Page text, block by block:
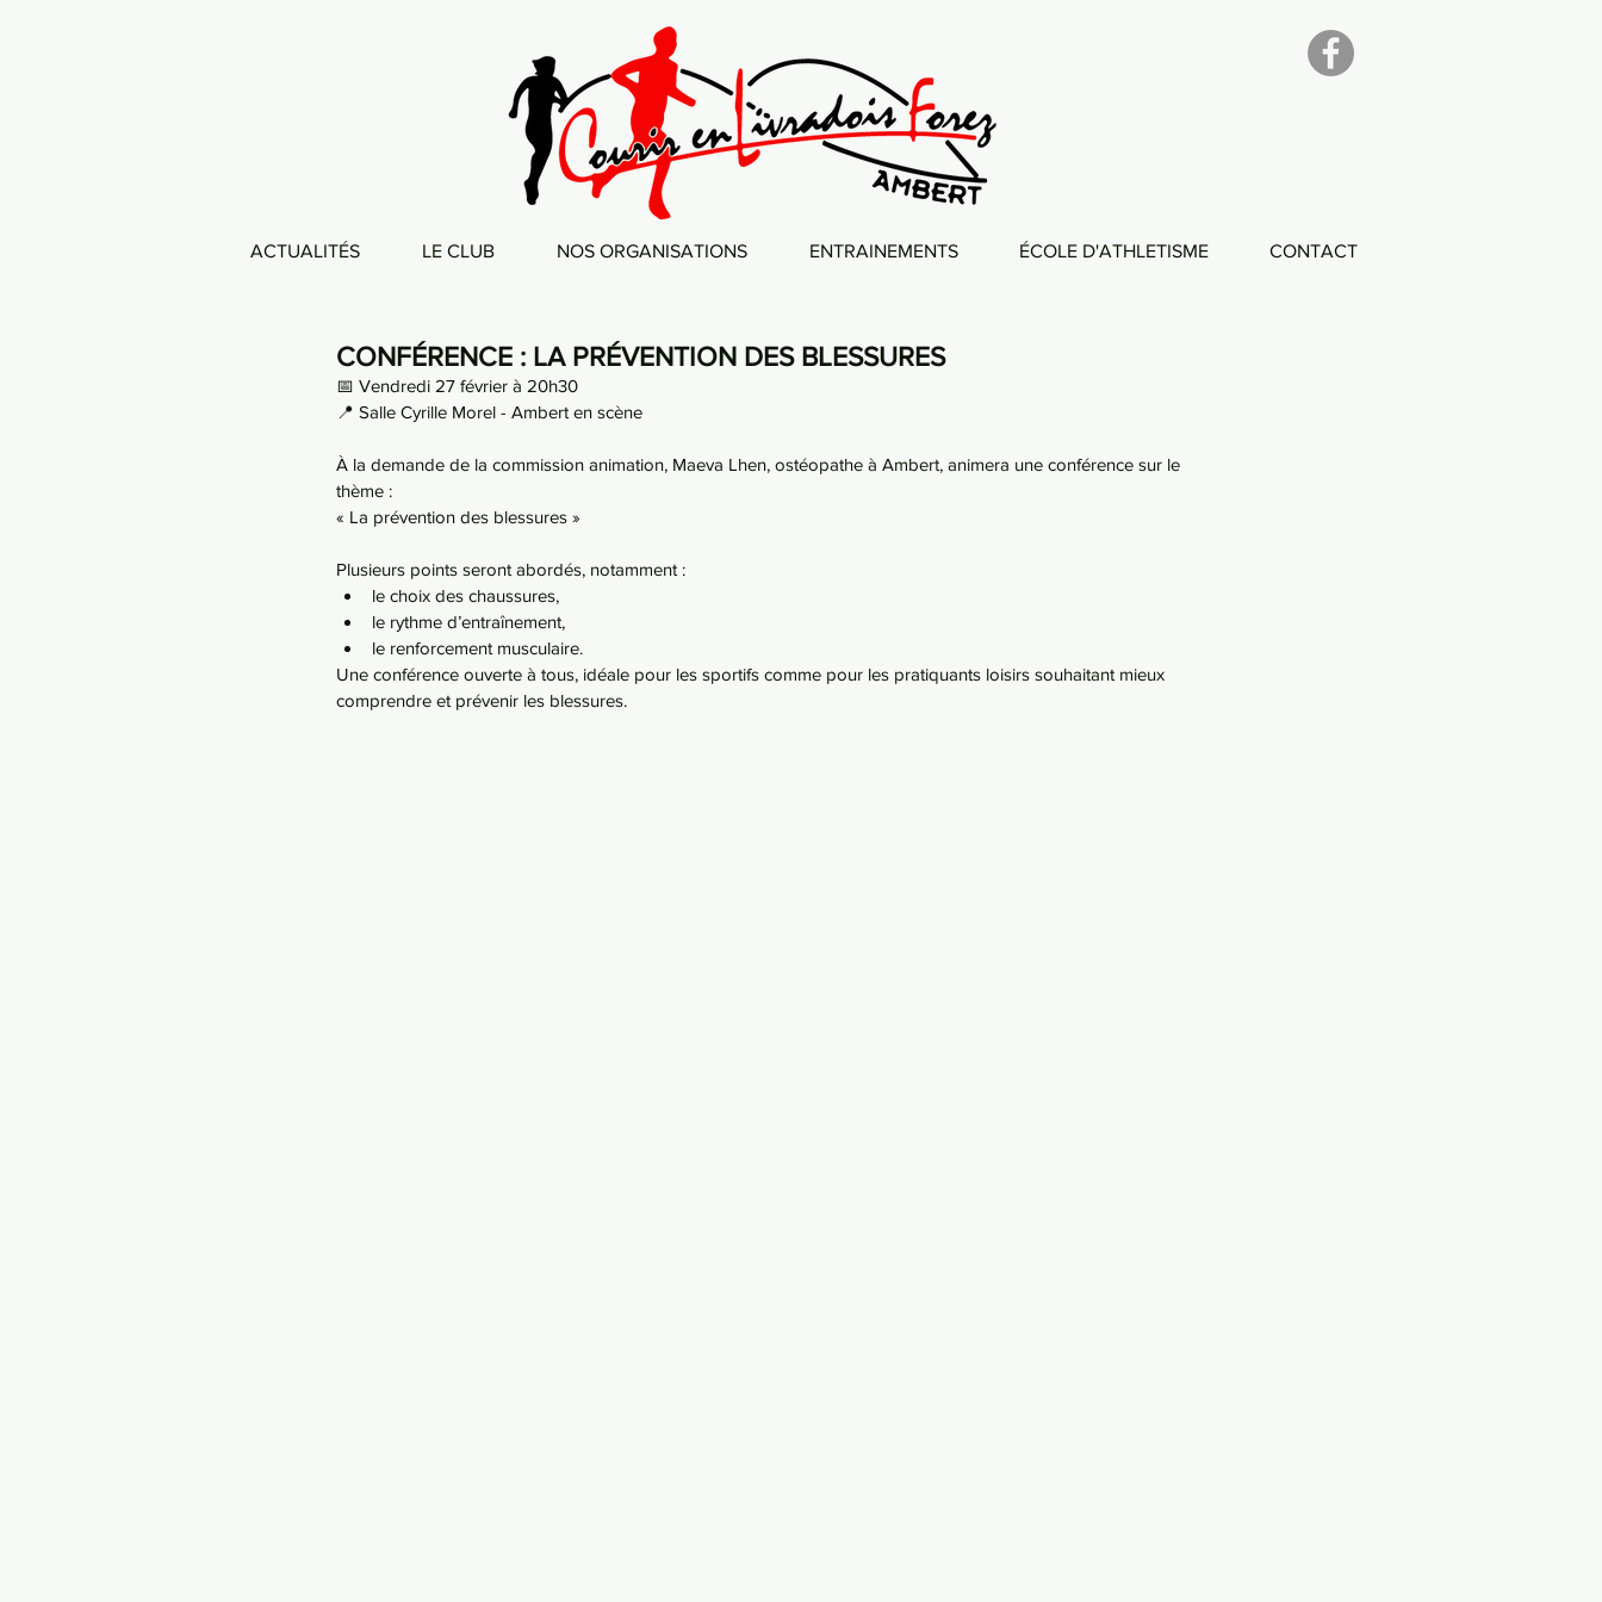
ACTUALITÉS LE CLUB NOS ORGANISATIONS ENTRAINEMENTS ÉCOLE D'ATHLETISME CONTACT
CONFÉRENCE : LA PRÉVENTION DES BLESSURES
📅 Vendredi 27 février à 20h30
📍 Salle Cyrille Morel - Ambert en scène
À la demande de la commission animation, Maeva Lhen, ostéopathe à Ambert, animera une conférence sur le
thème :
« La prévention des blessures »
Plusieurs points seront abordés, notamment :
le choix des chaussures,
le rythme d’entraînement,
le renforcement musculaire.
Une conférence ouverte à tous, idéale pour les sportifs comme pour les pratiquants loisirs souhaitant mieux
comprendre et prévenir les blessures.